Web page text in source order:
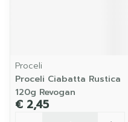
Proceli
Proceli Ciabatta Rustica
120g Revogan
€ 2,45